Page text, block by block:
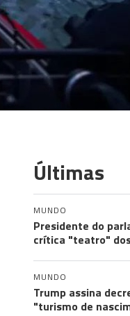
Últimas
MUNDO
Presidente do
crítica "teatro"
MUNDO
Trump assina
"turismo de